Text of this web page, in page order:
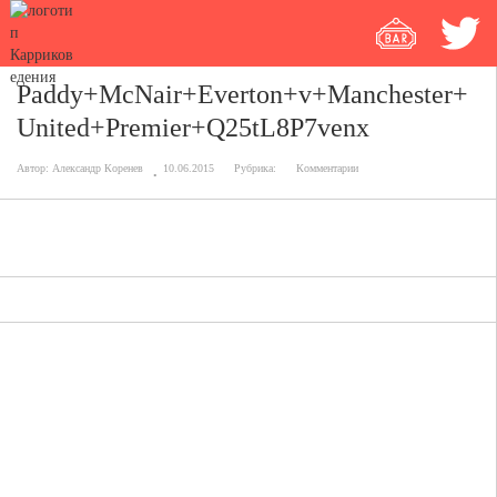
Paddy+McNair+Everton+v+Manchester+
United+Premier+Q25tL8P7venx
Автор: Александр Коренев 10.06.2015 Рубрика: Комментарии